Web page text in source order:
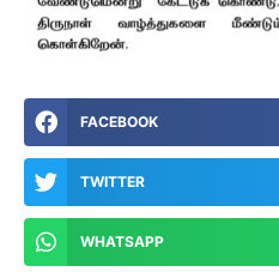
FACEBOOK
TWITTER
WHATSAPP